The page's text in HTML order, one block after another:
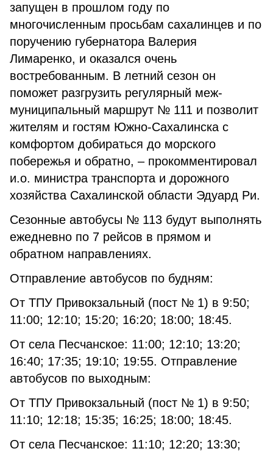
запущен в прошлом году по
многочисленным просьбам сахалин­цев и по
поручению губернатора Ва­лерия
Лимаренко, и оказался очень
востребованным. В летний сезон он
поможет разгрузить регулярный меж­
муниципальный маршрут № 111 и по­зволит
жителям и гостям Южно-Саха­линска с
комфортом добираться до морского
побережья и обратно, – про­комментировал
и.о. министра транс­порта и дорожного
хозяйства Саха­линской области Эдуард Ри.
Сезонные автобусы № 113 будут выполнять
ежедневно по 7 рейсов в прямом и
обратном направлениях.
Отправление автобусов по буд­ням:
От ТПУ Привокзальный (пост № 1) в 9:50;
11:00; 12:10; 15:20; 16:20; 18:00; 18:45.
От села Песчанское: 11:00; 12:10; 13:20;
16:40; 17:35; 19:10; 19:55. От­правление
автобусов по выходным:
От ТПУ Привокзальный (пост № 1) в 9:50;
11:10; 12:18; 15:35; 16:25; 18:00; 18:45.
От села Песчанское: 11:10; 12:20; 13:30;